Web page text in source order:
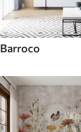
Barroco